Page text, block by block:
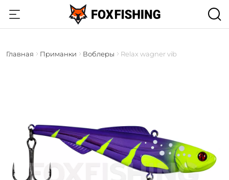
Главная Приманки Воблеры Relax wagner vib